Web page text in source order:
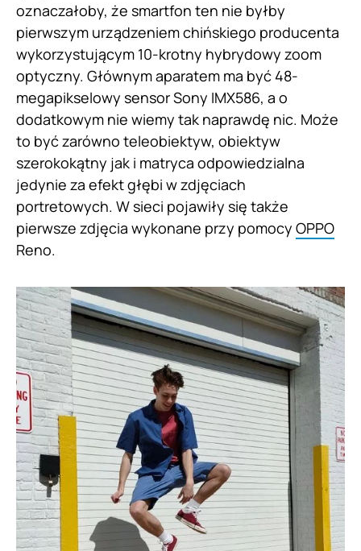
oznaczałoby, że smartfon ten nie byłby
pierwszym urządzeniem chińskiego producenta
wykorzystującym 10-krotny hybrydowy zoom
optyczny. Głównym aparatem ma być 48-
megapikselowy sensor Sony IMX586, a o
dodatkowym nie wiemy tak naprawdę nic. Może
to być zarówno teleobiektyw, obiektyw
szerokokątny jak i matryca odpowiedzialna
jedynie za efekt głębi w zdjęciach
portretowych. W sieci pojawiły się także
pierwsze zdjęcia wykonane przy pomocy OPPO
Reno.